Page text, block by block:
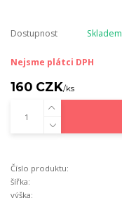
Dostupnost Skladem
Nejsme plátci DPH
160 CZK/ks
Číslo produktu:
šířka:
výška: